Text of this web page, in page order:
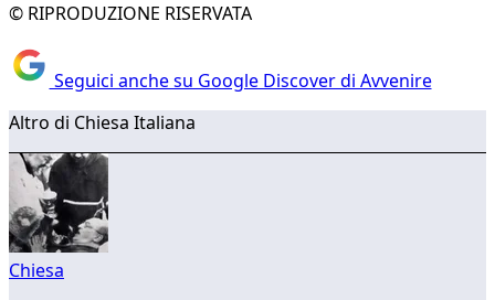
© RIPRODUZIONE RISERVATA
Seguici anche su Google Discover di Avvenire
Altro di Chiesa Italiana
Chiesa